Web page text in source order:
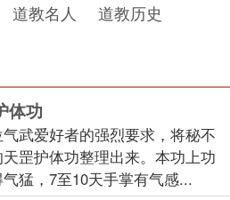
道教名人 道教历史
体功
武爱好者的强烈要求，将秘不
罡护体功整理出来。本功上功
猛，7至10天手掌有气感...